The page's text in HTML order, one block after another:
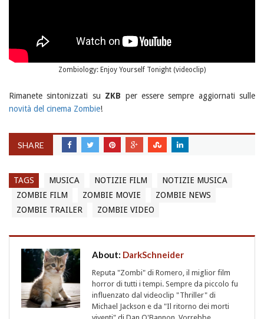
Zombiology: Enjoy Yourself Tonight (videoclip)
Rimanete sintonizzati su ZKB per essere sempre aggiornati sulle
novità del cinema Zombie!
SHARE
TAGS MUSICA NOTIZIE FILM
NOTIZIE MUSICA
ZOMBIE FILM
ZOMBIE MOVIE
ZOMBIE NEWS
ZOMBIE TRAILER
ZOMBIE VIDEO
About: DarkSchneider
Reputa "Zombi" di Romero, il miglior film
horror di tutti i tempi. Sempre da piccolo fu
influenzato dal videoclip "Thriller" di
Michael Jackson e da "Il ritorno dei morti